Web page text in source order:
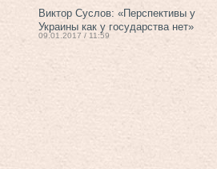
Виктор Суслов: «Перспективы у
Украины как у государства нет»
09.01.2017 / 11:59